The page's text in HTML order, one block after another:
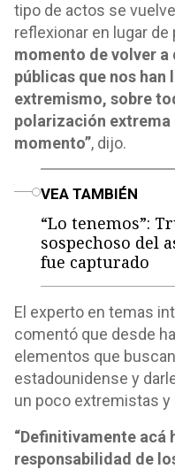
tipo de actos se
reflexionar en lugar
momento de volver
públicas que nos han
extremismo, sobre
polarización extrema
momento”, dijo.
VEA TAMBIÉN
“Lo tenemos”:
sospechoso del
fue capturado
El experto en temas
comentó que desde
elementos que
estadounidense y
un poco extremistas y
“Definitivamente acá
responsabilidad de